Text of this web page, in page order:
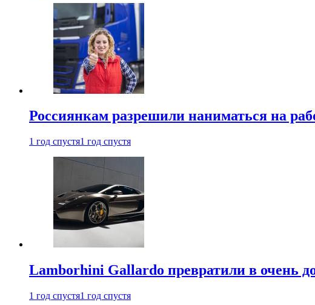
Россиянкам разрешили наниматься на
1 год спустя1 год спустя
Lamborhini Gallardo превратили в очень
1 год спустя1 год спустя